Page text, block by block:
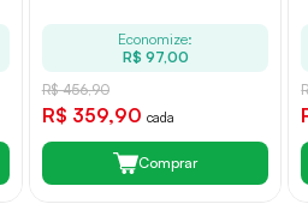
Economize:
R$ 97,00
R$ 456,90
R$ 359,90 cada
Comprar